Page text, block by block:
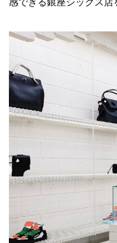
感できる銀座シックス店